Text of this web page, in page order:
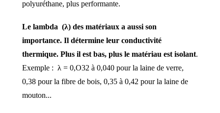
polyuréthane, plus performante.
Le lambda (λ) des matériaux a aussi son
importance. Il détermine leur conductivité
thermique. Plus il est bas, plus le matériau est isolant.
Exemple : λ = 0,O32 à 0,040 pour la laine de verre,
0,38 pour la fibre de bois, 0,35 à 0,42 pour la laine de
mouton...